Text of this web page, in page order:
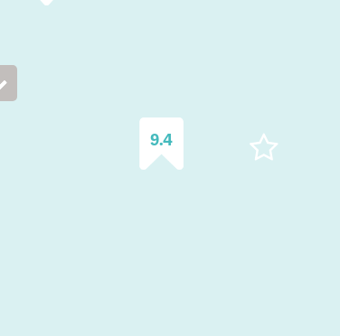
9.4